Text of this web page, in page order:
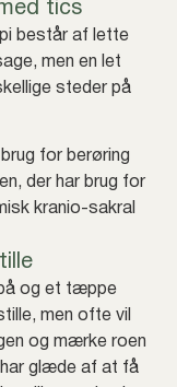
tics
består af lette
men en let
steder på
for berøring
der har brug for
kranio-sakral
og et tæppe
men ofte vil
og mærke roen
glæde af at få